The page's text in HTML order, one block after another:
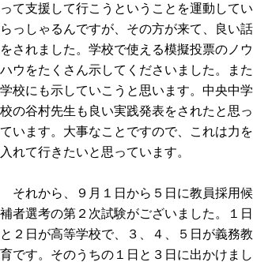
って支援して行こうということを運動してい
らっしゃるんですが、その方が来て、良い話
をされました。学校で使える模擬投票のノウ
ハウをたくさん示してくださいました。また
学校にも示していこうと思います。中央中学
校の谷村先生も良い実践発表をされたと思っ
ています。大事なことですので、これは力を
入れて行きたいと思っています。
それから、９月１日から５日に教員採用候
補者選考の第２次試験がございました。１日
と２日が高等学校で、３、４、５日が義務教
育です。そのうちの１日と３日に出かけまし